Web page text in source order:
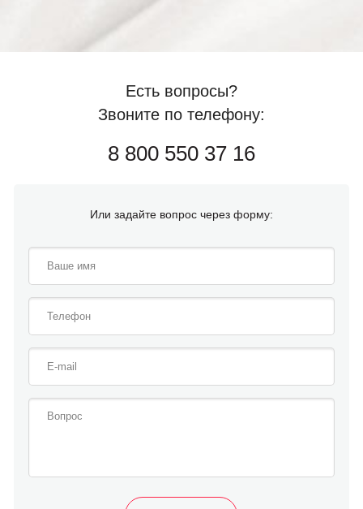
Есть вопросы?
Звоните по телефону:
8 800 550 37 16
Или задайте вопрос через форму: